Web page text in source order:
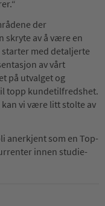
der
skryte av å være en
med detaljerte
av vårt
på utvalget og
topp kundetilfredshet.
vi være litt stolte av
anerkjent som en Top-
innen studie-